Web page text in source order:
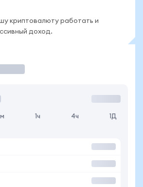
криптовалюту работать и
доход.
1ч 4ч 1Д